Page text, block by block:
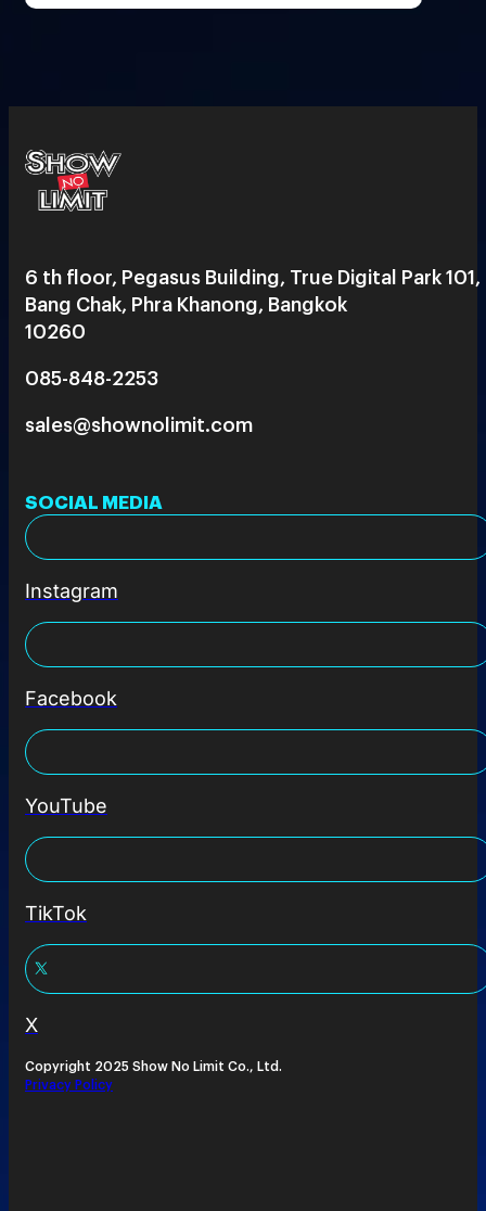
6 th floor, Pegasus Building, True Digital Park 101,
Bang Chak, Phra Khanong, Bangkok
10260
085-848-2253
sales@shownolimit.com
SOCIAL MEDIA
Instagram
Facebook
YouTube
TikTok
X
Copyright 2025 Show No Limit Co., Ltd.
Privacy Policy